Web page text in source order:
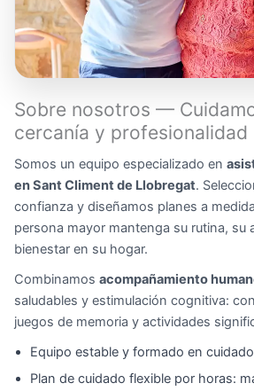
Sobre nosotros —
cercanía y profesionalidad
Somos un equipo especializado en
en Sant Climent de Llobregat.
confianza y diseñamos planes a
persona mayor mantenga su rutina, su
bienestar en su hogar.
Combinamos acompañamiento
saludables y estimulación cognitiva:
juegos de memoria y actividades
Equipo estable y formado en
Plan de cuidado flexible por horas: